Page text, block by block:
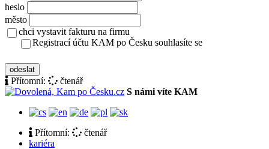
heslo
město
chci vystavit fakturu na firmu
Registrací účtu KAM po Česku souhlasíte se
odeslat
Přítomní:
čtenář
S námi víte KAM
Přítomní:
čtenář
kariéra